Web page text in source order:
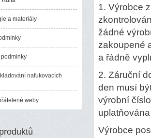
a materiály
nafukovacích
weby
1. Výrobce
žádné
zakoupené
a řádně
2. Záruční
den musí
výrobní
Výrobce